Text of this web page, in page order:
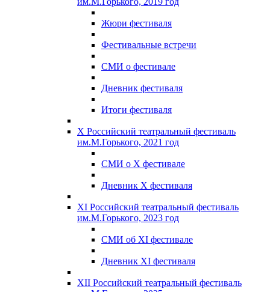
Жюри фестиваля
Фестивальные встречи
СМИ о фестивале
Дневник фестиваля
Итоги фестиваля
X Российский театральный фестиваль
им.М.Горького, 2021 год
СМИ о X фестивале
Дневник X фестиваля
XI Российский театральный фестиваль
им.М.Горького, 2023 год
СМИ об XI фестивале
Дневник XI фестиваля
XII Российский театральный фестиваль